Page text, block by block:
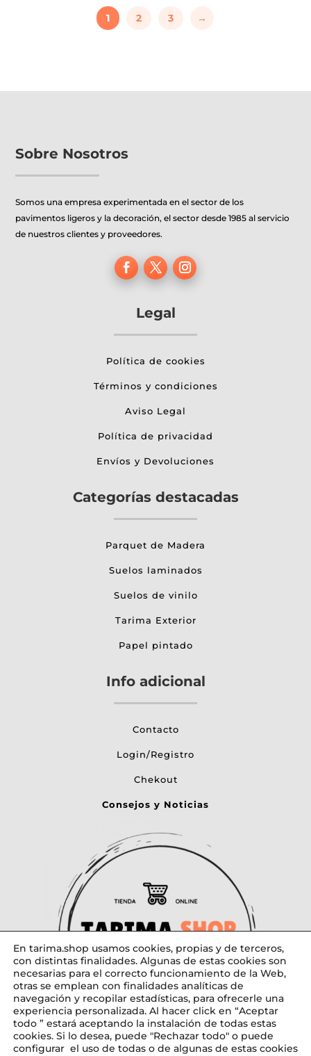
1 2 3 →
Sobre Nosotros
Somos una empresa experimentada en el sector de los
pavimentos ligeros y la decoración, el sector desde 1985 al servicio
de nuestros clientes y proveedores.
Legal
Política de cookies
Términos y condiciones
Aviso Legal
Política de privacidad
Envíos y Devoluciones
Categorías destacadas
Parquet de Madera
Suelos laminados
Suelos de vinilo
Tarima Exterior
Papel pintado
Info adicional
Contacto
Login/Registro
Chekout
Consejos y Noticias
En tarima.shop usamos cookies, propias y de terceros,
con distintas finalidades. Algunas de estas cookies son
necesarias para el correcto funcionamiento de la Web,
otras se emplean con finalidades analíticas de
navegación y recopilar estadísticas, para ofrecerle una
experiencia personalizada. Al hacer click en “Aceptar
todo ” estará aceptando la instalación de todas estas
cookies. Si lo desea, puede "Rechazar todo" o puede
configurar el uso de todas o de algunas de estas cookies